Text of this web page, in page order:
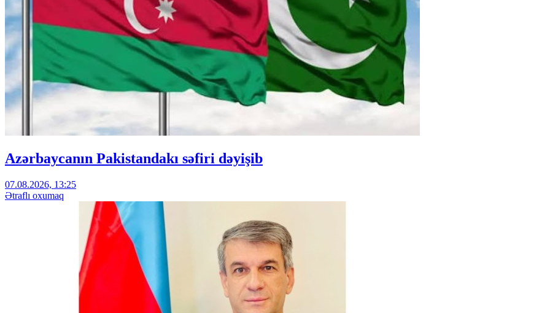
Azərbaycanın Pakistandakı səfiri dəyişib
07.08.2026, 13:25
Ətraflı oxumaq